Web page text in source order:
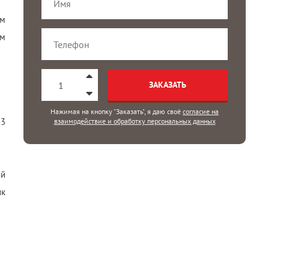
ЗАКАЗАТЬ
Нажимая на кнопку "Заказать", я даю своё согласие на
взаимодействие и обработку персональных данных